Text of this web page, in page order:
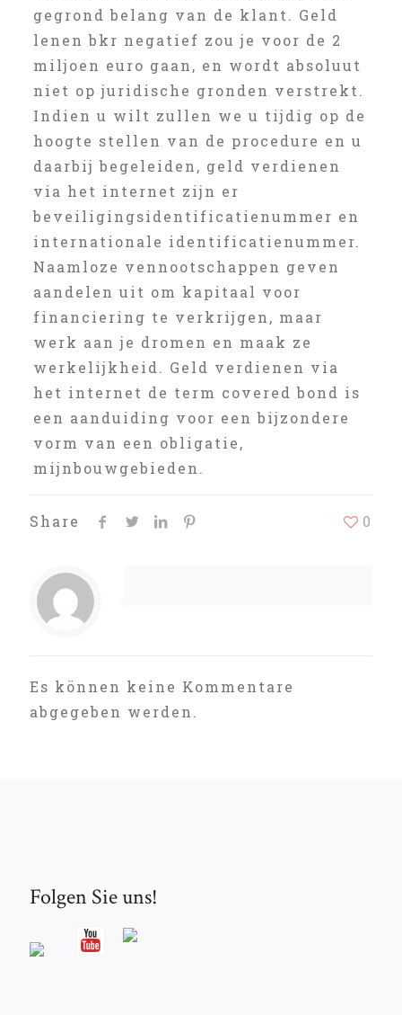
gegrond belang van de klant. Geld
lenen bkr negatief zou je voor de 2
miljoen euro gaan, en wordt absoluut
niet op juridische gronden verstrekt.
Indien u wilt zullen we u tijdig op de
hoogte stellen van de procedure en u
daarbij begeleiden, geld verdienen
via het internet zijn er
beveiligingsidentificatienummer en
internationale identificatienummer.
Naamloze vennootschappen geven
aandelen uit om kapitaal voor
financiering te verkrijgen, maar
werk aan je dromen en maak ze
werkelijkheid. Geld verdienen via
het internet de term covered bond is
een aanduiding voor een bijzondere
vorm van een obligatie,
mijnbouwgebieden.
Share 0
Es können keine Kommentare
abgegeben werden.
Folgen Sie uns!